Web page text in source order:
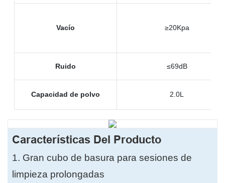
Vacío ≥20Kpa
Ruido ≤69dB
Capacidad de polvo 2.0L
Características Del Producto
1. Gran cubo de basura para sesiones de
limpieza prolongadas